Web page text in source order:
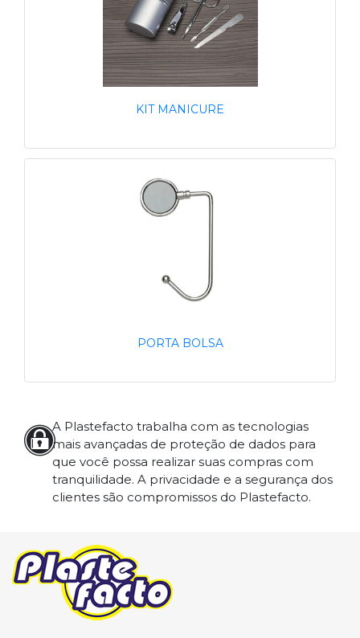
KIT MANICURE
PORTA BOLSA
A Plastefacto trabalha com as tecnologias
mais avançadas de proteção de dados para
que você possa realizar suas compras com
tranquilidade. A privacidade e a segurança dos
clientes são compromissos do Plastefacto.